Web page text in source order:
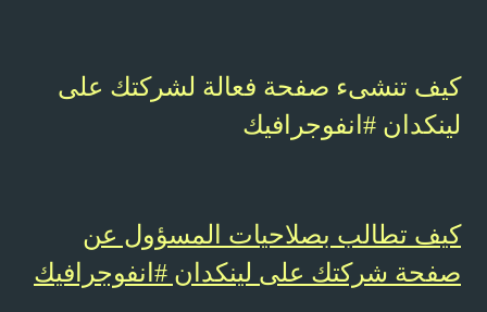
كيف تنشىء صفحة فعالة لشركتك على
لينكدان #انفوجرافيك
كيف تطالب بصلاحيات المسؤول عن
صفحة شركتك على لينكدان #انفوجرافيك